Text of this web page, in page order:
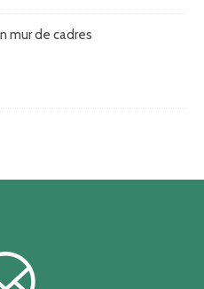
mur de cadres